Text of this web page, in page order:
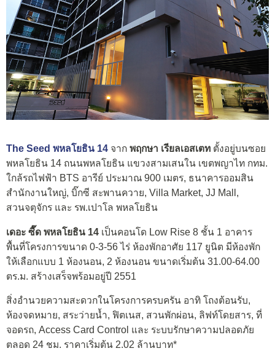
The Seed พหลโยธิน 14 จาก พฤกษา เรียลเอสเตท ตั้งอยู่บนซอย
พหลโยธิน 14 ถนนพหลโยธิน แขวงสามเสนใน เขตพญาไท กทม.
ใกล้รถไฟฟ้า BTS อารีย์ ประมาณ 900 เมตร, ธนาคารออมสิน
สำนักงานใหญ่, บิ๊กซี สะพานควาย, Villa Market, JJ Mall,
สวนจตุจักร และ รพ.เปาโล พหลโยธิน
เดอะ ซี๊ด พหลโยธิน 14 เป็นคอนโด Low Rise 8 ชั้น 1 อาคาร
พื้นที่โครงการขนาด 0-3-56 ไร่ ห้องพักอาศัย 117 ยูนิต มีห้องพัก
ให้เลือกแบบ 1 ห้องนอน, 2 ห้องนอน ขนาดเริ่มต้น 31.00-64.00
ตร.ม. สร้างเสร็จพร้อมอยู่ปี 2551
สิ่งอำนวยความสะดวกในโครงการครบครัน อาทิ โถงต้อนรับ,
ห้องจดหมาย, สระว่ายน้ำ, ฟิตเนส, สวนพักผ่อน, ลิฟท์โดยสาร, ที่
จอดรถ, Access Card Control และ ระบบรักษาความปลอดภัย
ตลอด 24 ชม. ราคาเริ่มต้น 2.02 ล้านบาท*